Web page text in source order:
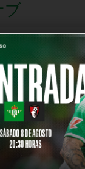
ブ